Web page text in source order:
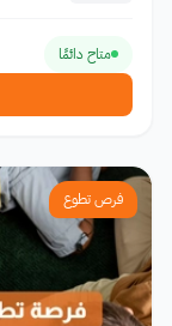
متاح دائمًا
فرص تطوع